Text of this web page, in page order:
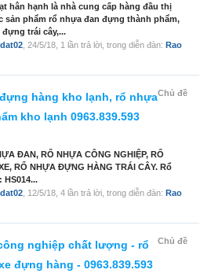
hân hạnh là nhà cung cấp hàng đầu thị
sản phẩm rổ nhựa đan đựng thành phẩm,
trái cây,...
24/5/18 , 1 lần trả lời, trong diễn đàn: Rao
Chủ đề
hàng kho lạnh, rổ nhựa
kho lạnh 0963.839.593
ĐAN, RỔ NHỰA CÔNG NGHIỆP, RỔ
RỔ NHỰA ĐỰNG HÀNG TRÁI CÂY. Rổ
HS014...
12/5/18 , 4 lần trả lời, trong diễn đàn: Rao
Chủ đề
nghiệp chất lượng - rổ
đựng hàng - 0963.839.593